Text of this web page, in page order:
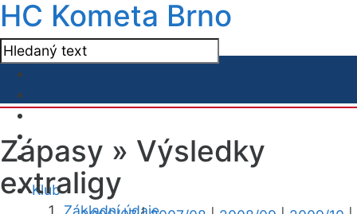
HC Kometa Brno
Klub
Základní údaje
Zápasy » Výsledky
extraligy